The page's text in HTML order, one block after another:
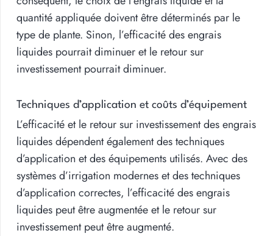
quantité appliquée doivent être déterminés par le
type de plante. Sinon, l’efficacité des engrais
liquides pourrait diminuer et le retour sur
investissement pourrait diminuer.
Techniques d’application et coûts d’équipement
L’efficacité et le retour sur investissement des engrais
liquides dépendent également des techniques
d’application et des équipements utilisés. Avec des
systèmes d’irrigation modernes et des techniques
d’application correctes, l’efficacité des engrais
liquides peut être augmentée et le retour sur
investissement peut être augmenté.